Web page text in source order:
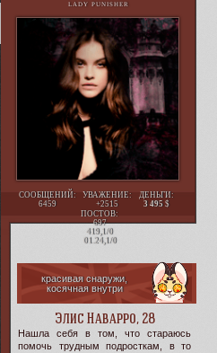
LADY PUNISHER
СООБЩЕНИЙ:
6459
УВАЖЕНИЕ:
+2515
ДЕНЬГИ:
3 495
ПОСТОВ:
697
419,1/0
01.24,1/0
красивая снаружи,
косячная внутри
Элис Наварро, 28
Нашла себя в том, что стараюсь
помочь трудным подросткам, в то